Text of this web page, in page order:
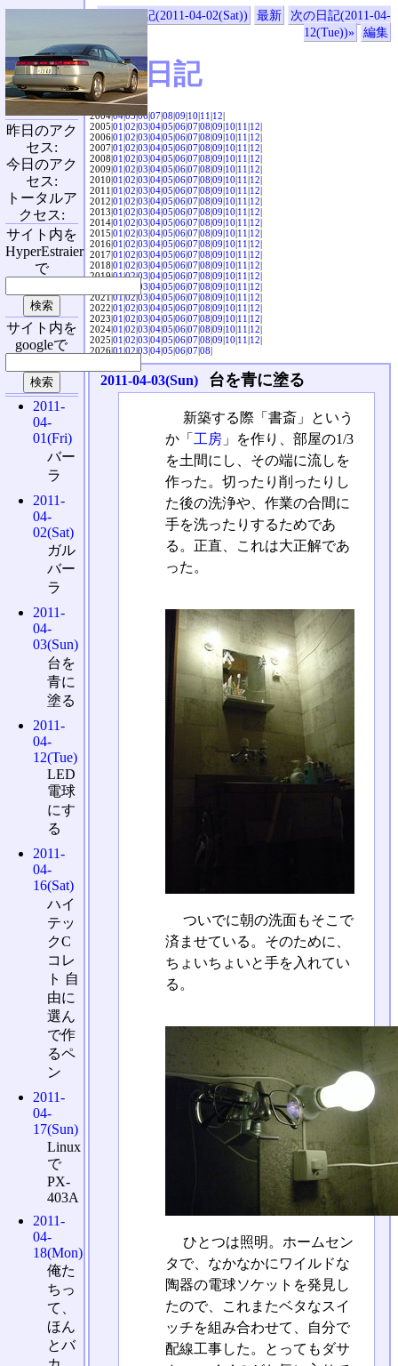
«前の日記(2011-04-02(Sat)) 最新
次の日記(2011-04-
12(Tue))»
編集
SVX日記
2004|04|05|06|07|08|09|10|11|12|
2005|01|02|03|04|05|06|07|08|09|10|11|12|
2006|01|02|03|04|05|06|07|08|09|10|11|12|
2007|01|02|03|04|05|06|07|08|09|10|11|12|
2008|01|02|03|04|05|06|07|08|09|10|11|12|
2009|01|02|03|04|05|06|07|08|09|10|11|12|
2010|01|02|03|04|05|06|07|08|09|10|11|12|
2011|01|02|03|04|05|06|07|08|09|10|11|12|
2012|01|02|03|04|05|06|07|08|09|10|11|12|
2013|01|02|03|04|05|06|07|08|09|10|11|12|
2014|01|02|03|04|05|06|07|08|09|10|11|12|
2015|01|02|03|04|05|06|07|08|09|10|11|12|
2016|01|02|03|04|05|06|07|08|09|10|11|12|
2017|01|02|03|04|05|06|07|08|09|10|11|12|
2018|01|02|03|04|05|06|07|08|09|10|11|12|
2019|01|02|03|04|05|06|07|08|09|10|11|12|
03|04|05|06|07|08|09|10|11|12|
2021|01|02|03|04|05|06|07|08|09|10|11|12|
2022|01|02|03|04|05|06|07|08|09|10|11|12|
2023|01|02|03|04|05|06|07|08|09|10|11|12|
2024|01|02|03|04|05|06|07|08|09|10|11|12|
2025|01|02|03|04|05|06|07|08|09|10|11|12|
2026|01|02|03|04|05|06|07|08|
2011-04-03(Sun) 台を青に塗る
新築する際「書斎」という
か「 工房」を作り、部屋の1/3
を土間にし、その端に流しを
作った。切ったり削ったりし
た後の洗浄や、作業の合間に
手を洗ったりするためであ
る。正直、これは大正解であ
った。
ついでに朝の洗面もそこで
済ませている。そのために、
ちょいちょいと手を入れてい
る。
ひとつは照明。ホームセン
タで、なかなかにワイルドな
陶器の電球ソケットを発見し
たので、これまたベタなスイ
ッチを組み合わせて、自分で
配線工事した。とってもダサ
昨日のアク
セス:
今日のアク
セス:
トータルア
クセス:
サイト内を
HyperEstraier
で
サイト内を
googleで
2011-
04-
01(Fri)
バー
ラ
2011-
04-
02(Sat)
ガル
バー
ラ
2011-
04-
03(Sun)
台を
青に
塗る
2011-
04-
12(Tue)
LED
電球
にす
る
2011-
04-
16(Sat)
ハイ
テッ
クC
コレ
ト 自
由に
選ん
で作
るペ
ン
2011-
04-
17(Sun)
Linux
で
PX-
403A
2011-
04-
18(Mon)
俺た
ちっ
て、
ほん
とバ